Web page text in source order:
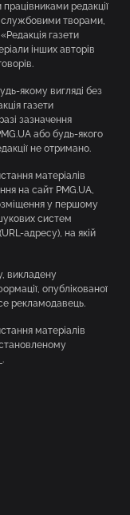
редакції
службовими творами,
газети
інших авторів
якому вигляді без
газети
зазначення
або будь-якого
не отримано.
матеріалів
на сайт PMG.UA,
у першому
систем
адресу), на якій
викладену
опублікованої
рекламодавець.
матеріалів
.